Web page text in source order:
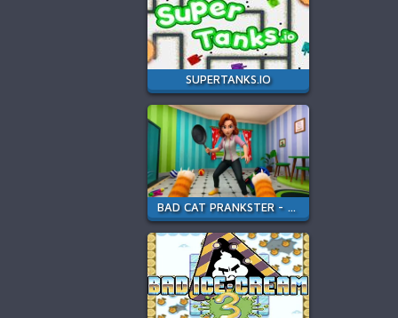
SUPERTANKS.IO
BAD CAT PRANKSTER - MOM IS RETURN